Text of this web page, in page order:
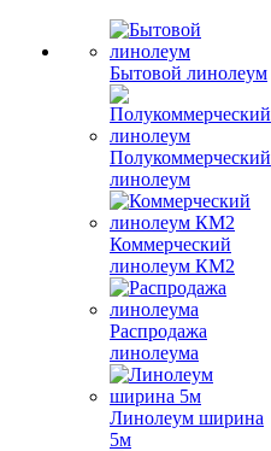
Бытовой линолеум
Полукоммерческий
линолеум
Коммерческий
линолеум КМ2
Распродажа
линолеума
Линолеум ширина
5м